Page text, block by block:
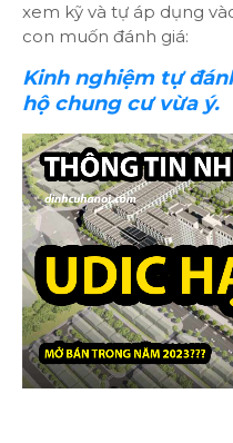
xem kỹ và tự áp dụng
con muốn đánh giá:
Kinh nghiệm tự
hộ chung cư vừa ý.